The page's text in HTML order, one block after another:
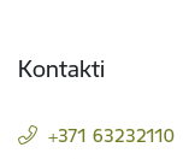
Kontakti
+371 63232110